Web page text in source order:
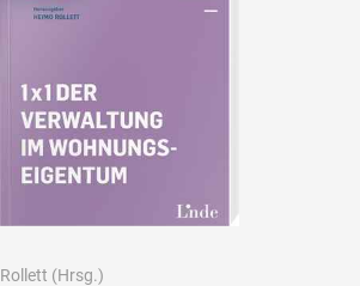
Rollett (Hrsg.)